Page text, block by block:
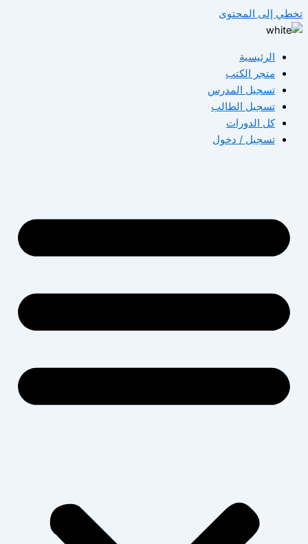
تخطي إلى المحتوى
الرئيسية
متجر الكتب
تسجيل المدرس
تسجيل الطالب
كل الدورات
تسجيل / دخول